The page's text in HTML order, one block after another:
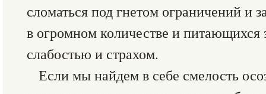
сломаться под гнетом ограничений и
в огромном количестве и питающихся
слабостью и страхом.
Если мы найдем в себе смелость